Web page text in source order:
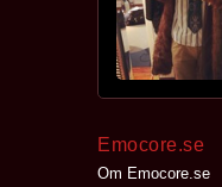
Emocore.se
Om Emocore.se